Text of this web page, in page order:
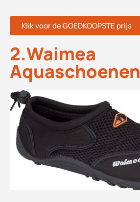
Klik voor de GOEDKOOPSTE prijs
2.Waimea
Aquaschoenen